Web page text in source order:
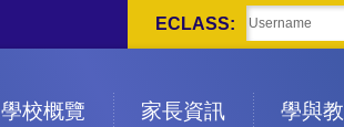
ECLASS:
學校概覽 家長資訊 學與教